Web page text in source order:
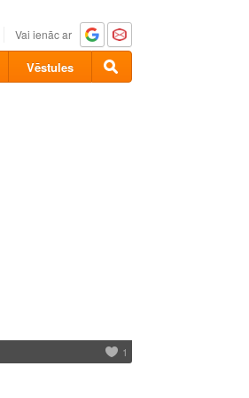
Vai ienāc ar
Vēstules
1